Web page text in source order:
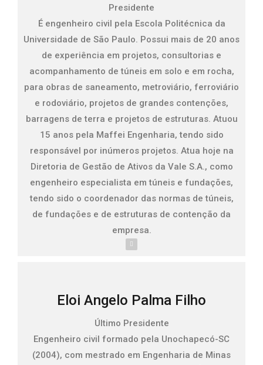
Presidente
É engenheiro civil pela Escola Politécnica da
Universidade de São Paulo. Possui mais de 20 anos
de experiência em projetos, consultorias e
acompanhamento de túneis em solo e em rocha,
para obras de saneamento, metroviário, ferroviário
e rodoviário, projetos de grandes contenções,
barragens de terra e projetos de estruturas. Atuou
15 anos pela Maffei Engenharia, tendo sido
responsável por inúmeros projetos. Atua hoje na
Diretoria de Gestão de Ativos da Vale S.A., como
engenheiro especialista em túneis e fundações,
tendo sido o coordenador das normas de túneis,
de fundações e de estruturas de contenção da
empresa.
Eloi Angelo Palma Filho
Último Presidente
Engenheiro civil formado pela Unochapecó-SC
(2004), com mestrado em Engenharia de Minas